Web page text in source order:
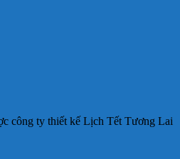
công ty thiết kế Lịch Tết Tương Lai